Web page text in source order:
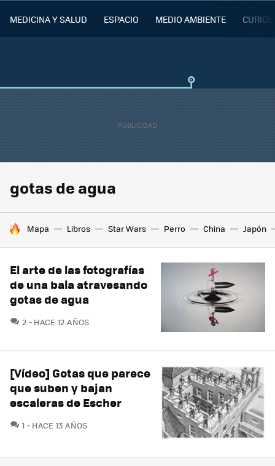
MEDICINA Y SALUD ESPACIO MEDIO AMBIENTE
gotas de agua
HOY SE HABLA DE
Mapa Libros Star Wars Perro China Japón
El arte de las fotografías
de una bala atravesando
gotas de agua
2 COMENTARIOS
HACE 12 AÑOS
[Vídeo] Gotas que parece
que suben y bajan
escaleras de Escher
1 COMENTARIOS
HACE 13 AÑOS